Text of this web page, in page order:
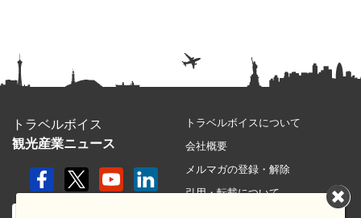
トラベルボイス
観光産業ニュース
トラベルボイスについて
会社概要
メルマガの登録・解除
引用・転載について